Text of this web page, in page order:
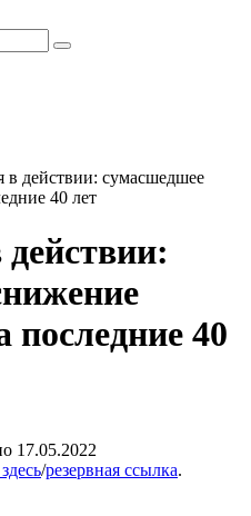
в действии: сумасшедшее
40 лет
последние 40
17.05.2022
/резервная ссылка.